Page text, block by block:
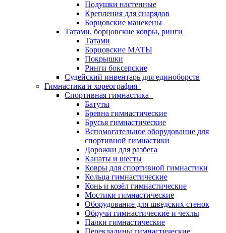
Подушки настенные
Крепления для снарядов
Борцовские манекены
Татами, борцовские ковры, ринги
Татами
Борцовские МАТЫ
Покрышки
Ринги боксерские
Судейский инвентарь для единоборств
Гимнастика и хореография
Спортивная гимнастика
Батуты
Бревна гимнастические
Брусья гимнастические
Вспомогательное оборудование для
спортивной гимнастики
Дорожки для разбега
Канаты и шесты
Ковры для спортивной гимнастики
Кольца гимнастические
Конь и козёл гимнастические
Мостики гимнастические
Оборудование для шведских стенок
Обручи гимнастические и чехлы
Палки гимнастические
Перекладины гимнастические